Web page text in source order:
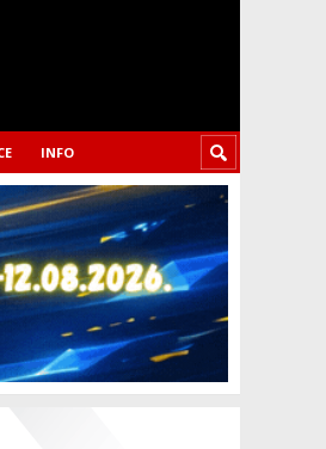
INFO